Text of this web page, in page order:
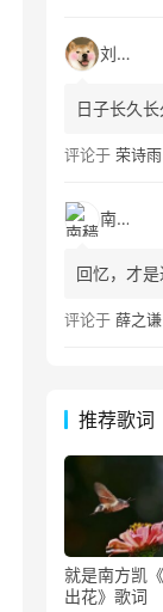
刘看山
日子长久
评论于 荣诗雨
南穑
回忆，才是
评论于 薛之
推荐歌词
就是南方凯
出花》歌词